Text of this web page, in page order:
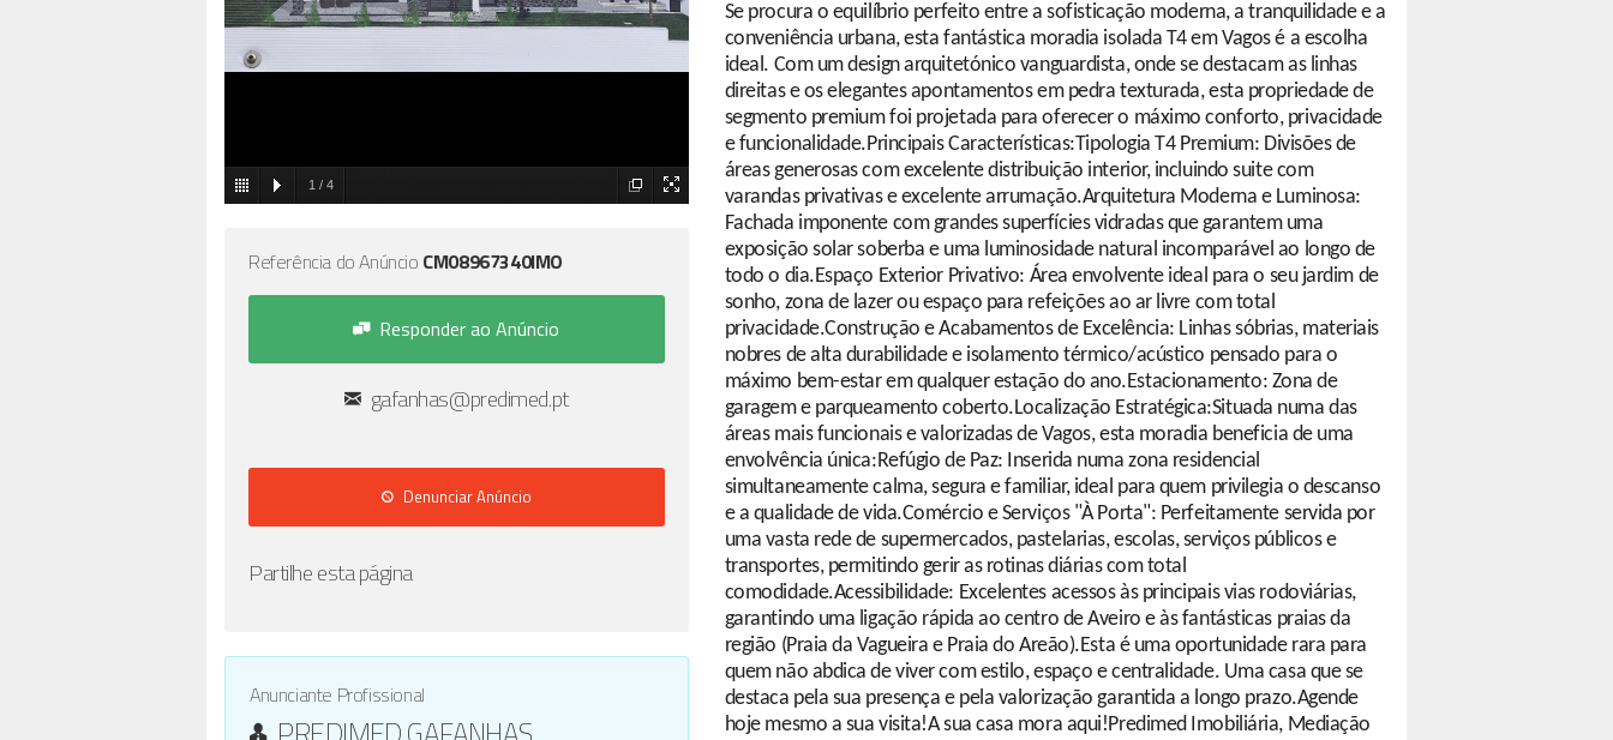
Se procura o equilíbrio perfeito entre a sofisticação moderna, a tranquilidade e a
conveniência urbana, esta fantástica moradia isolada T4 em Vagos é a escolha
ideal. Com um design arquitetónico vanguardista, onde se destacam as linhas
direitas e os elegantes apontamentos em pedra texturada, esta propriedade de
segmento premium foi projetada para oferecer o máximo conforto, privacidade
e funcionalidade.Principais Características:Tipologia T4 Premium: Divisões de
áreas generosas com excelente distribuição interior, incluindo suite com
varandas privativas e excelente arrumação.Arquitetura Moderna e Luminosa:
Fachada imponente com grandes superfícies vidradas que garantem uma
exposição solar soberba e uma luminosidade natural incomparável ao longo de
todo o dia.Espaço Exterior Privativo: Área envolvente ideal para o seu jardim de
sonho, zona de lazer ou espaço para refeições ao ar livre com total
privacidade.Construção e Acabamentos de Excelência: Linhas sóbrias, materiais
nobres de alta durabilidade e isolamento térmico/acústico pensado para o
máximo bem-estar em qualquer estação do ano.Estacionamento: Zona de
garagem e parqueamento coberto.Localização Estratégica:Situada numa das
áreas mais funcionais e valorizadas de Vagos, esta moradia beneficia de uma
envolvência única:Refúgio de Paz: Inserida numa zona residencial
simultaneamente calma, segura e familiar, ideal para quem privilegia o descanso
e a qualidade de vida.Comércio e Serviços "À Porta": Perfeitamente servida por
uma vasta rede de supermercados, pastelarias, escolas, serviços públicos e
transportes, permitindo gerir as rotinas diárias com total
comodidade.Acessibilidade: Excelentes acessos às principais vias rodoviárias,
garantindo uma ligação rápida ao centro de Aveiro e às fantásticas praias da
região (Praia da Vagueira e Praia do Areão).Esta é uma oportunidade rara para
quem não abdica de viver com estilo, espaço e centralidade. Uma casa que se
destaca pela sua presença e pela valorização garantida a longo prazo.Agende
hoje mesmo a sua visita!A sua casa mora aqui!Predimed Imobiliária, Mediação
1 /4
Referência do Anúncio CM08967340IMO
Responder ao Anúncio
gafanhas@predimed.pt
Denunciar Anúncio
Partilhe esta página
Anunciante Profissional